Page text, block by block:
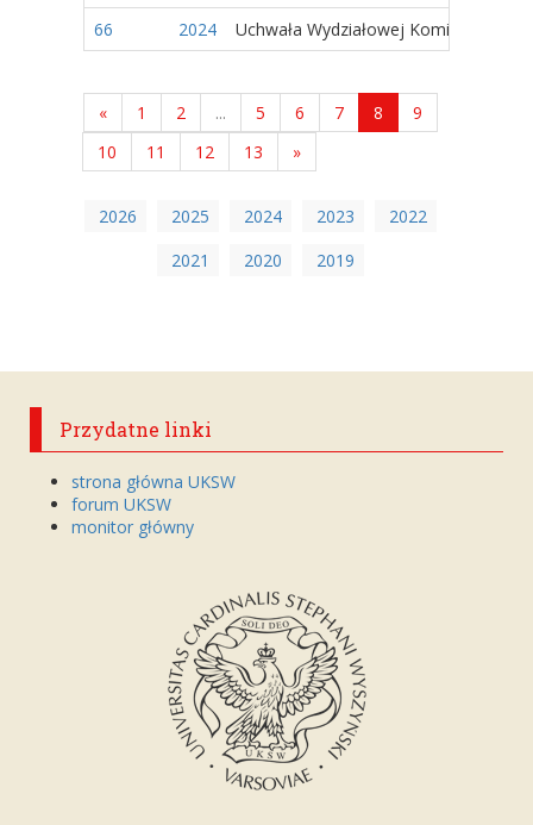
66
2024 Uchwała Wydziałowej Komisji
« 1 2 ... 5 6 7 8
9
10
11 12 13 »
2026 2025 2024 2023
2022
2021
2020 2019
Przydatne linki
strona główna UKSW
forum UKSW
monitor główny